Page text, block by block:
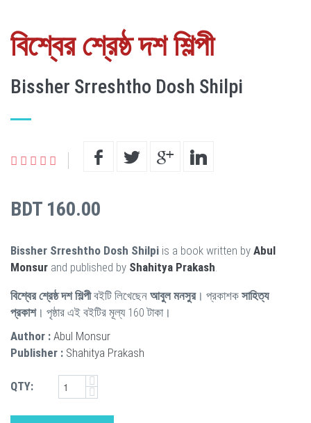
বিশ্বের শ্রেষ্ঠ দশ শিল্পী
Bissher Srreshtho Dosh Shilpi
BDT 160.00
Bissher Srreshtho Dosh Shilpi is a book written by Abul
Monsur and published by Shahitya Prakash
বিশ্বের শ্রেষ্ঠ দশ শিল্পীবইটি লিখেছেন আবুল মনসুর। প্রকাশক সাহিত্য
প্রকাশ। পৃষ্ঠার এই বইটির মূল্য 160 টাকা।
Author : Abul Monsur
Publisher : Shahitya Prakash
QTY: